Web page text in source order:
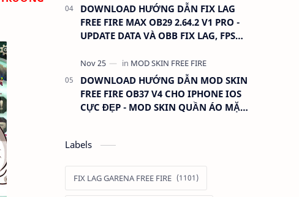
DOWNLOAD HƯỚNG DẪN FIX LAG
FREE FIRE MAX OB29 2.64.2 V1 PRO -
UPDATE DATA VÀ OBB FIX LAG, FPS
DOWNLOAD HƯỚNG DẪN MOD SKIN
FREE FIRE OB37 V4 CHO IPHONE IOS
CỰC ĐẸP - MOD SKIN QUẦN ÁO MẶC
Labels
FIX LAG GARENA FREE FIRE